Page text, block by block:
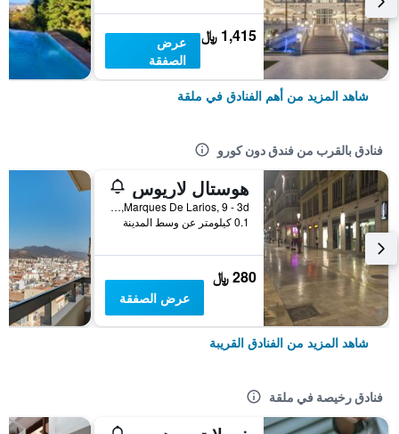
1,415 ﷼
عرض
الصفقة
شاهد المزيد من أهم الفنادق في ملقة
فنادق بالقرب من فندق دون كورو
هوستال لاريوس
Marques De Larios, 9 - 3d, ملقة, منطقة أندلوسيا, أسبانيا
0.1 كيلومتر عن وسط المدينة
280 ﷼
عرض الصفقة
شاهد المزيد من الفنادق القريبة
فنادق رخيصة في ملقة